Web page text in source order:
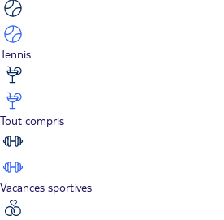
Tennis
Tout compris
Vacances sportives